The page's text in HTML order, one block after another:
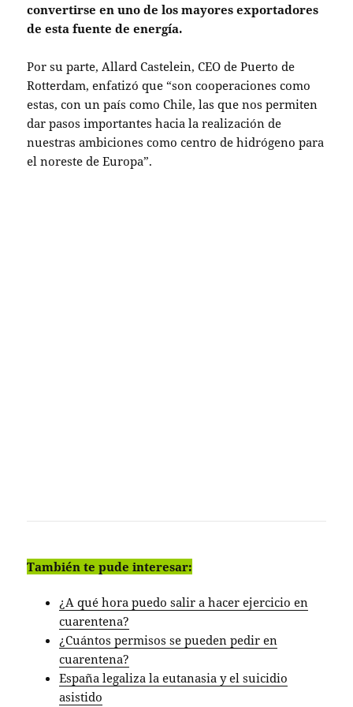
convertirse en uno de los mayores exportadores
de esta fuente de energía.
Por su parte, Allard Castelein, CEO de Puerto de
Rotterdam, enfatizó que “son cooperaciones como
estas, con un país como Chile, las que nos permiten
dar pasos importantes hacia la realización de
nuestras ambiciones como centro de hidrógeno para
el noreste de Europa”.
También te pude interesar:
¿A qué hora puedo salir a hacer ejercicio en
cuarentena?
¿Cuántos permisos se pueden pedir en
cuarentena?
España legaliza la eutanasia y el suicidio
asistido